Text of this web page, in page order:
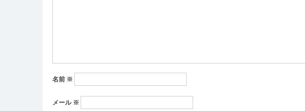
名前 ※
メール ※